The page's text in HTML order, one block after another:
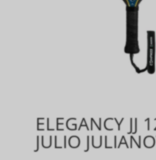
ELEGANCY JJ
JULIO